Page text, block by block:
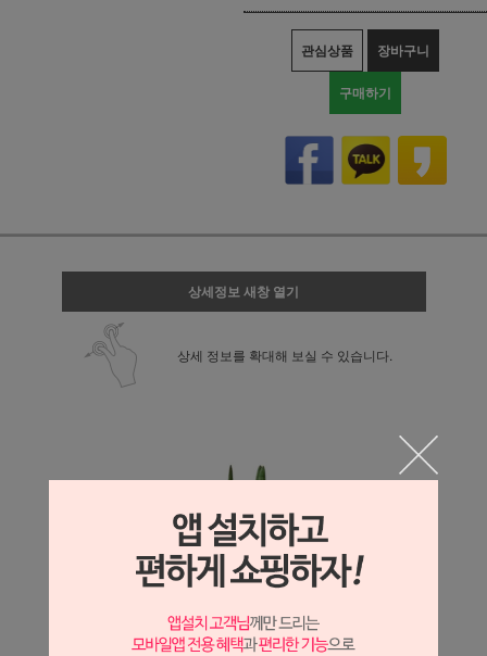
관심상품 장바구니
구매하기
상세정보 새창 열기
상세 정보를 확대해 보실 수 있습니다.